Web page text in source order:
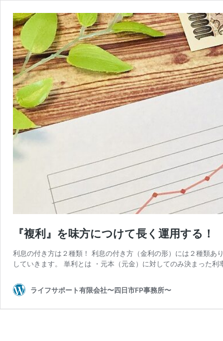
『複利』を味方につけて長く運用する！
利息の付き方は２種類！ 利息の付き方（金利の形）には２種類
していきます。 単利とは ・元本（元金）に対してのみ決まった
ライフサポート有限会社〜四日市FP事務所〜